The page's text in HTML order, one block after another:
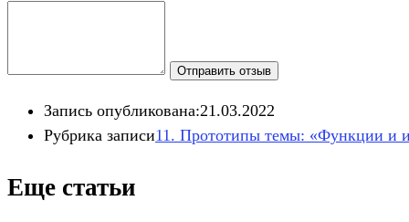
Отправить отзыв
Запись опубликована:21.03.2022
Рубрика записи11. Прототипы темы: «Функции и
Еще статьи